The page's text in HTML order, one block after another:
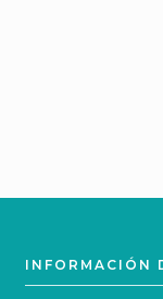
INFORMACIÓN